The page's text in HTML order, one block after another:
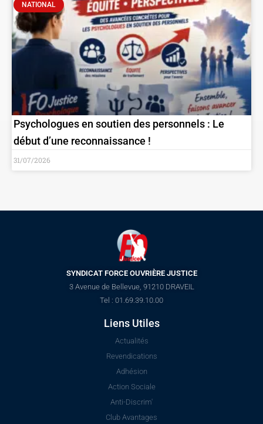
NATIONAL
Psychologues en soutien des personnels : Le
début d’une reconnaissance !
31/07/2026
SYNDICAT FORCE OUVRIÈRE JUSTICE
3 Avenue de Bellevue, 91210 DRAVEIL
Tel : 01.69.39.10.00
Liens Utiles
Actualités
Revendications
Adhésion
Action Sociale
Anti-Discrim'
Club Avantages